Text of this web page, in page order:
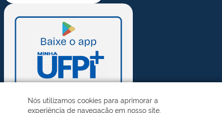
Nós utilizamos cookies para aprimorar a
experiência de navegação em nosso site.